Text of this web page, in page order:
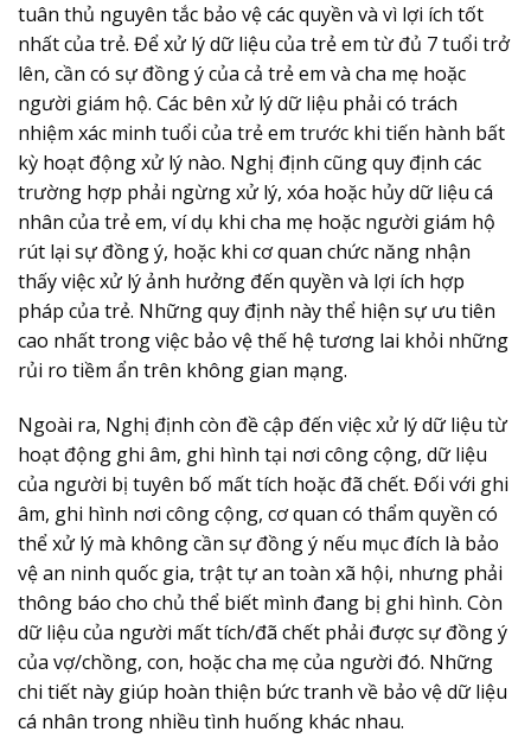
tuân thủ nguyên tắc bảo vệ các quyền và vì lợi ích tốt
nhất của trẻ. Để xử lý dữ liệu của trẻ em từ đủ 7 tuổi trở
lên, cần có sự đồng ý của cả trẻ em và cha mẹ hoặc
người giám hộ. Các bên xử lý dữ liệu phải có trách
nhiệm xác minh tuổi của trẻ em trước khi tiến hành bất
kỳ hoạt động xử lý nào. Nghị định cũng quy định các
trường hợp phải ngừng xử lý, xóa hoặc hủy dữ liệu cá
nhân của trẻ em, ví dụ khi cha mẹ hoặc người giám hộ
rút lại sự đồng ý, hoặc khi cơ quan chức năng nhận
thấy việc xử lý ảnh hưởng đến quyền và lợi ích hợp
pháp của trẻ. Những quy định này thể hiện sự ưu tiên
cao nhất trong việc bảo vệ thế hệ tương lai khỏi những
rủi ro tiềm ẩn trên không gian mạng.
Ngoài ra, Nghị định còn đề cập đến việc xử lý dữ liệu từ
hoạt động ghi âm, ghi hình tại nơi công cộng, dữ liệu
của người bị tuyên bố mất tích hoặc đã chết. Đối với ghi
âm, ghi hình nơi công cộng, cơ quan có thẩm quyền có
thể xử lý mà không cần sự đồng ý nếu mục đích là bảo
vệ an ninh quốc gia, trật tự an toàn xã hội, nhưng phải
thông báo cho chủ thể biết mình đang bị ghi hình. Còn
dữ liệu của người mất tích/đã chết phải được sự đồng ý
của vợ/chồng, con, hoặc cha mẹ của người đó. Những
chi tiết này giúp hoàn thiện bức tranh về bảo vệ dữ liệu
cá nhân trong nhiều tình huống khác nhau.